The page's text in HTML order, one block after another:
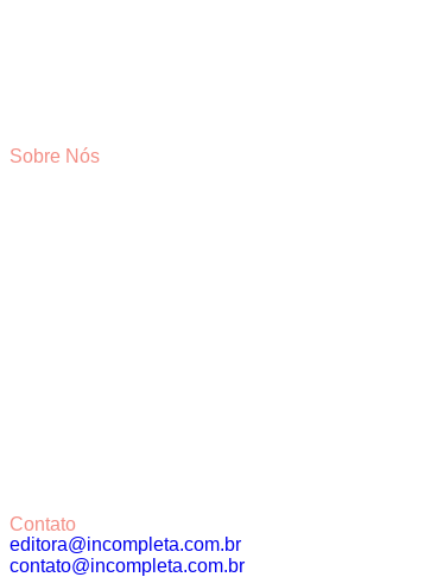
Sobre Nós
Contato
editora@incompleta.com.br
contato@incompleta.com.br